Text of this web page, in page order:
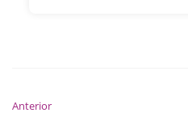
Anterior